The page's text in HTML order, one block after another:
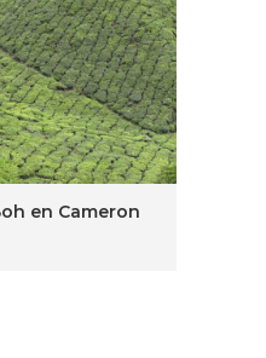
en Cameron